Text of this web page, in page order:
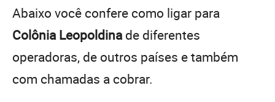
Abaixo você confere como ligar para
Colônia Leopoldina de diferentes
operadoras, de outros países e também
com chamadas a cobrar.